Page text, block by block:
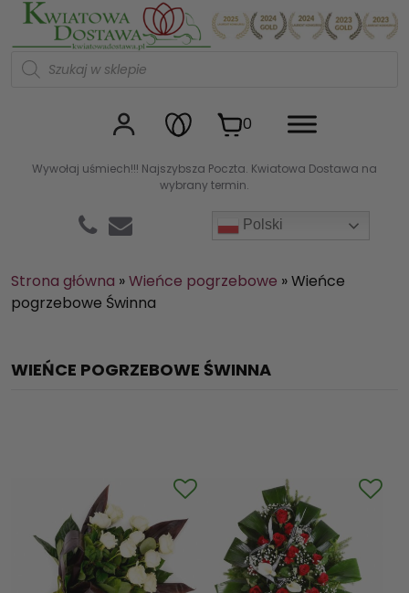
Wywołaj uśmiech!!! Najszybsza Poczta. Kwiatowa Dostawa na
wybrany termin.
Polski
Kwiaciarnia internetowa
W
d
u
k
0
Strona główna »Wieńce pogrzebowe »Wieńce
pogrzebowe Świnna
WIEŃCE POGRZEBOWE ŚWINNA